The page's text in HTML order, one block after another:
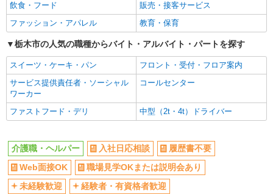
新卒・第二新卒歓迎
女性活躍中
主婦・主夫歓迎
フリーター歓迎
学歴不問
ブランクOK
ミドル（40代～）活躍中
エルダー（50代～）活躍中
シニア（60代～）活躍中
昇給あり
週払い
10時～勤務OK
16時前退社OK
禁煙・分煙
残業ほぼなし
転勤なし
登録制
交通費支給
社会保険あり
飲食・フード
販売・接客サービス
ファッション・アパレル
教育・保育
栃木市の人気の職種からバイト・アルバイト・パートを探す
スイーツ・ケーキ・パン
フロント・受付・フロア案内
サービス提供責任者・ソーシャル
ワーカー
コールセンター
ファストフード・デリ 中型（2t・4t）ドライバー
介護職・ヘルパー 入社日応相談
履歴書不要
Web面接OK
職場見学OKまたは説明会あり
未経験歓迎
経験者・有資格者歓迎